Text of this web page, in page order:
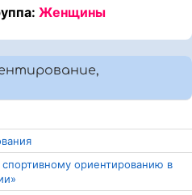
Женщины
ориентированию в